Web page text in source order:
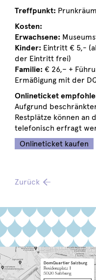
Treffpunkt:
Kosten:
Erwachsene:
Kinder: Eintritt € 5,-
der Eintritt frei)
Familie: € 26,– +
Ermäßigung mit der
Onlineticket
Aufgrund
Restplätze können an
telefonisch erfragt
Onlineticket kaufen
Zurück